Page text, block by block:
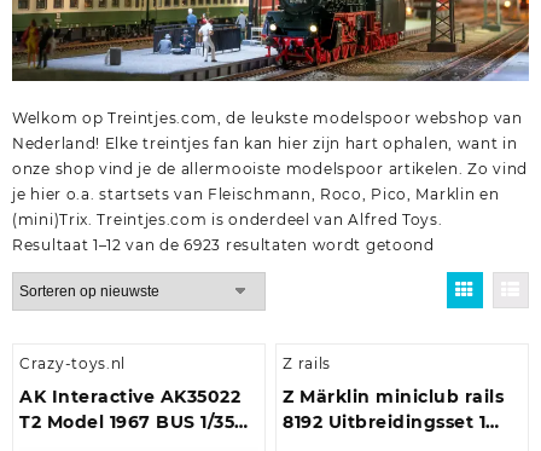
Welkom op Treintjes.com, de leukste modelspoor webshop van
Nederland! Elke treintjes fan kan hier zijn hart ophalen, want in
onze shop vind je de allermooiste modelspoor artikelen. Zo vind
je hier o.a.startsets van Fleischmann Roco Pico Marklin en
(mini)Trix . Treintjes.com is onderdeel vanAlfred Toys
Resultaat 1–12 van de 6923 resultaten wordt getoond
op
nieuwste
Crazy-toys.nl
AK Interactive AK35022
T2 Model 1967 BUS 1/35
Z rails
Z Märklin miniclub rails
8192 Uitbreidingsset 1